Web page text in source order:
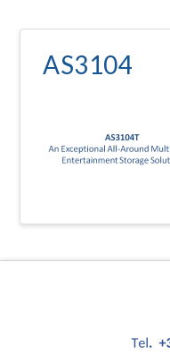
AS3104